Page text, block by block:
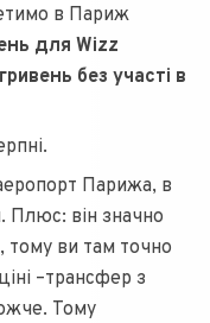
в Париж
для Wizz
без участі в
Парижа, в
Плюс: він значно
ви там точно
–трансфер з
Тому